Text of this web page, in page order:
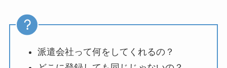
派遣会社って何をしてくれるの？